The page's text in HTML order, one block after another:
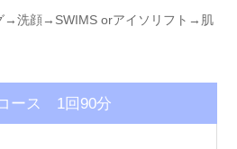
→洗顔→SWIMS orアイソリフト→肌
ース 1回90分